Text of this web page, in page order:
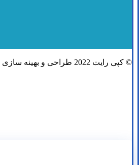
© کپی رایت 2022 طراحی و بهینه سازی